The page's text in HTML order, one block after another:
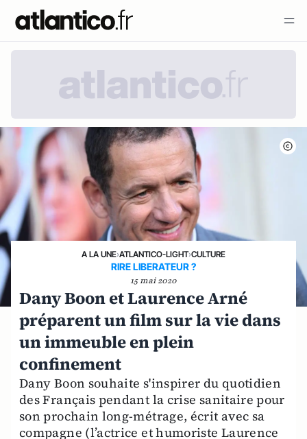
A LA UNE›ATLANTICO-LIGHT›CULTURE
RIRE LIBERATEUR ?
15 mai 2020
Dany Boon et Laurence Arné
préparent un film sur la vie dans
un immeuble en plein
confinement
Dany Boon souhaite s'inspirer du quotidien
des Français pendant la crise sanitaire pour
son prochain long-métrage, écrit avec sa
compagne (l’actrice et humoriste Laurence